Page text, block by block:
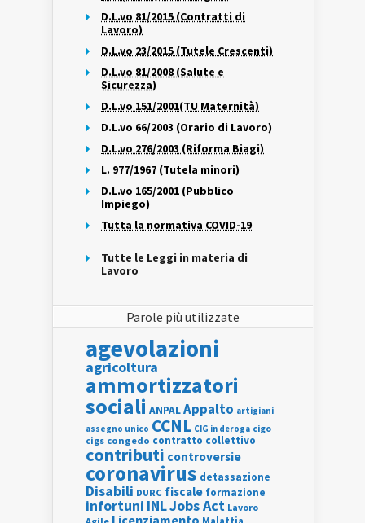
D.L.vo 81/2015 (Contratti di
Lavoro)
D.L.vo 23/2015 (Tutele Crescenti)
D.L.vo 81/2008 (Salute e
Sicurezza)
D.L.vo 151/2001(TU Maternità)
D.L.vo 66/2003 (Orario di Lavoro)
D.L.vo 276/2003 (Riforma Biagi)
L. 977/1967 (Tutela minori)
D.L.vo 165/2001 (Pubblico
Impiego)
Tutta la normativa COVID-19
Tutte le Leggi in materia di
Lavoro
Parole più utilizzate
agevolazioni
agricoltura
ammortizzatori
sociali ANPALAppalto artigiani
assegno unico CCNL CIG in deroga cigo
cigs congedo contratto collettivo
contributi controversie
coronavirus detassazione
Disabili DURC fiscale formazione
infortuni INLJobs Act Lavoro
Licenziamento